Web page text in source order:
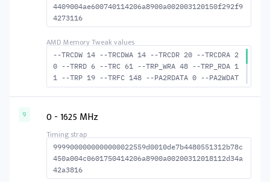
4409004ae600740114206a8900a002003120150f292f9
4273116
--TRCDW 14 --TRCDWA 14 --TRCDR 20 --TRCDRA 2
0 --TRRD 6 --TRC 61 --TRP_WRA 48 --TRP_RDA 1
1 --TRP 19 --TRFC 148 --PA2RDATA 0 --PA2WDAT
A 0 --TFAW 10 --TCRCRL 2 --TCRCWL 6 --TFAW32
MACTWR 47 --RAS2RAS 148 --RP 39 --WRPLUSRP 4
9 0 - 1625 MHz
9999000000000000022559d0010de7b4480551312b78c
450a004c0601750414206a8900a00200312018112d34a
42a3816